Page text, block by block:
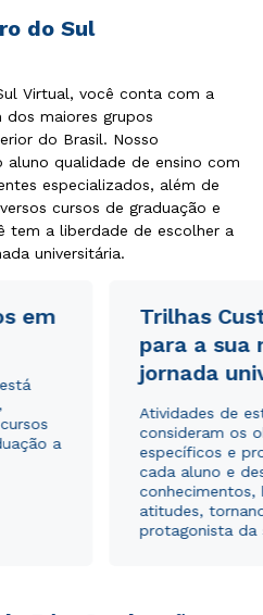
do Sul
Virtual, você conta com a
maiores grupos
do Brasil. Nosso
qualidade de ensino com
especializados, além de
cursos de graduação e
tem a liberdade de escolher a
universitária.
em
a
Trilhas
para a sua
jornada
Atividades de
consideram os
específicos e
cada aluno e
conhecimentos,
atitudes,
protagonista da